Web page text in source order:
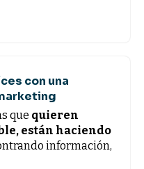
con una
que quieren
están haciendo
información,